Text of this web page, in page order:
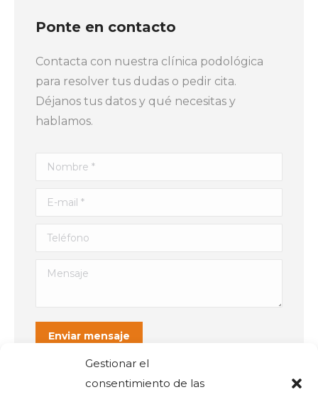
Gestionar el
consentimiento de las
Ponte en contacto
Contacta con nuestra clínica podológica
para resolver tus dudas o pedir cita.
Déjanos tus datos y qué necesitas y
hablamos.
Nombre *
E-mail *
Teléfono
Mensaje
Enviar mensaje